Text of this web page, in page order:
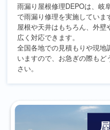
雨漏り屋根修理DEPOは、岐
で雨漏り修理を実施していま
屋根や天井はもちろん、外
広く対応できます。
全国各地での見積もりや現
いますので、お急ぎの際も
さい。